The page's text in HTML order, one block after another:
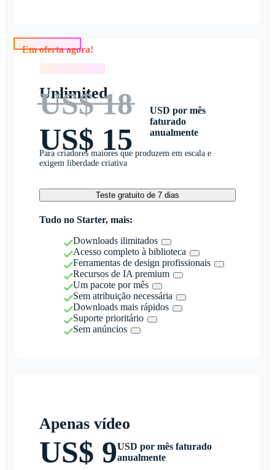
Unlimited
US$ 18
US$ 15
USD por mês
faturado
anualmente
Para criadores maiores que produzem em escala e
exigem liberdade criativa
Teste gratuito de 7 dias
Tudo no Starter, mais:
Downloads ilimitados
Acesso completo à biblioteca
Ferramentas de design profissionais
Recursos de IA premium
Um pacote por mês
Sem atribuição necessária
Downloads mais rápidos
Suporte prioritário
Sem anúncios
Apenas vídeo
US$ 9USD por mês faturado
anualmente